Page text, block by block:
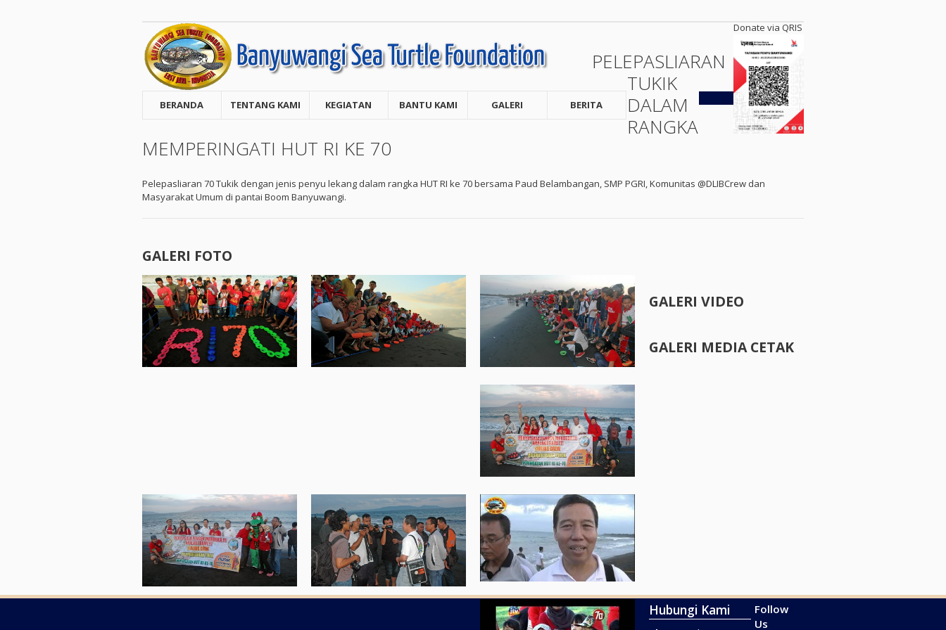
Donate via QRIS
BERANDA TENTANG KAMI KEGIATAN BANTU KAMI GALERI BERITA
PELEPASLIARAN
TUKIK
DALAM
RANGKA
MEMPERINGATI HUT RI KE 70
Pelepasliaran 70 Tukik dengan jenis penyu lekang dalam rangka HUT RI ke 70 bersama Paud Belambangan, SMP PGRI, Komunitas @DLIBCrew dan
Masyarakat Umum di pantai Boom Banyuwangi.
GALERI FOTO
GALERI VIDEO
GALERI MEDIA CETAK
Hubungi Kami
Follow
Us